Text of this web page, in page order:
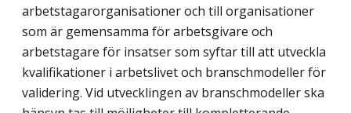
arbetstagarorganisationer och till organisationer
som är gemensamma för arbetsgivare och
arbetstagare för insatser som syftar till att utveckla
kvalifikationer i arbetslivet och branschmodeller för
validering. Vid utvecklingen av branschmodeller ska